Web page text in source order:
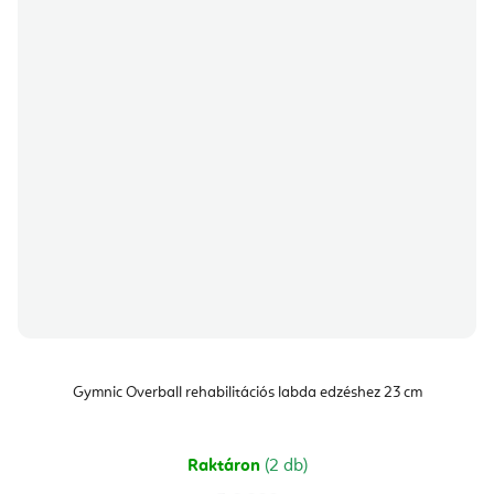
Gymnic Overball rehabilitációs labda edzéshez 23 cm
Raktáron (2 db)